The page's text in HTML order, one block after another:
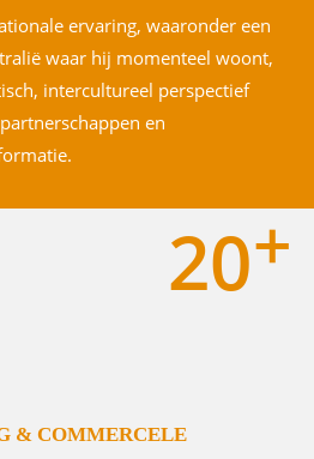
ervaring, waaronder een
waar hij momenteel woont,
intercultureel perspectief
en
20+
& COMMERCELE